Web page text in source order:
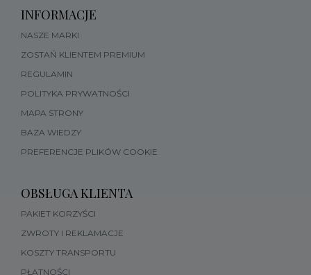
INFORMACJE
NASZE MARKI
ZOSTAŃ KLIENTEM PREMIUM
REGULAMIN
POLITYKA PRYWATNOŚCI
MAPA STRONY
BAZA WIEDZY
PREFERENCJE PLIKÓW COOKIE
OBSŁUGA KLIENTA
PAKIET KORZYŚCI
ZWROTY I REKLAMACJE
KOSZTY TRANSPORTU
PŁATNOŚCI